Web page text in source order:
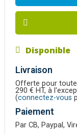
Disponible
Livraison
Offerte pour
290 € HT, à
(connectez-vous
Paiement
Par CB, Paypal,